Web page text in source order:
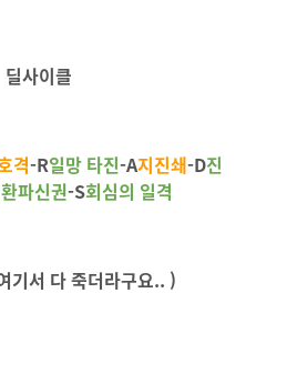
딜사이클
격-R일망타진-A지진쇄-D진
파신권-S회심의 일격
기서 다 죽더라구요.. )